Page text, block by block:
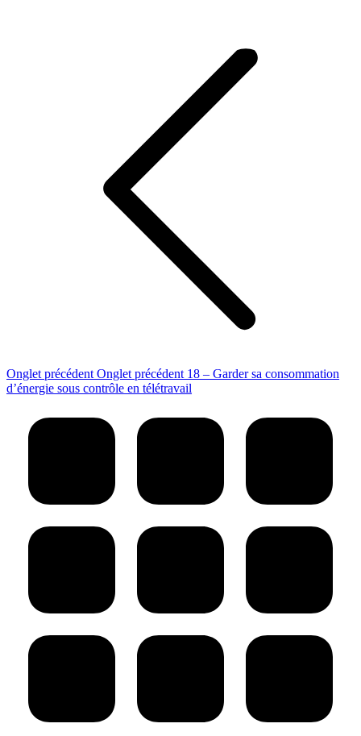
Onglet précédent Onglet précédent 18 – Garder sa consommation
d’énergie sous contrôle en télétravail